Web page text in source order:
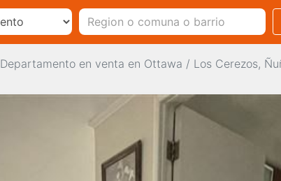
Departamento en venta en Ottawa / Los Cerezos,